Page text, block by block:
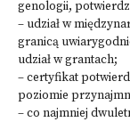
genologii,
– udział w
granicą
udział w grantach;
– certyfikat
poziomie
– co najmniej